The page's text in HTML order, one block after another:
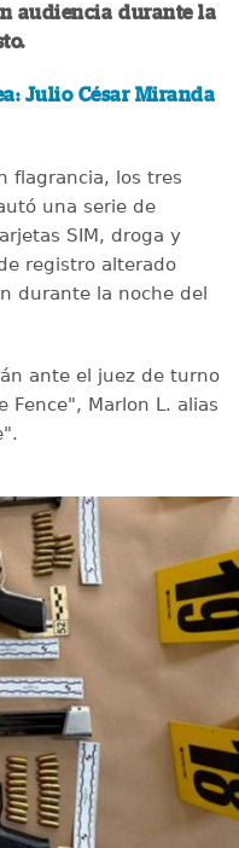
audiencia durante la
Julio César Miranda
flagrancia, los tres
una serie de
SIM, droga y
registro alterado
durante la noche del
ante el juez de turno
Fence", Marlon L. alias